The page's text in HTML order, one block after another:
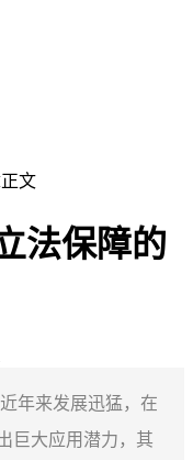
文
法保障的
年来发展迅猛，在
巨大应用潜力，其